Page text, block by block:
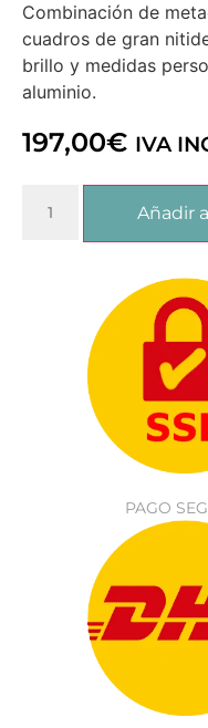
Combinación de
cuadros de gran
brillo y medidas
aluminio.
197,00€ IVA
Añadir
PAGO